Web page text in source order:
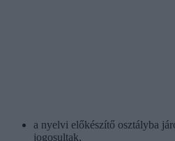
a nyelvi előkészítő osztályba
jogosultak,